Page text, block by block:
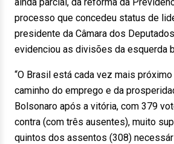
processo que concedeu status de
presidente da Câmara dos
evidenciou as divisões da esquerda
“O Brasil está cada vez mais
caminho do emprego e da
Bolsonaro após a vitória, com 379
contra (com três ausentes), muito
quintos dos assentos (308)